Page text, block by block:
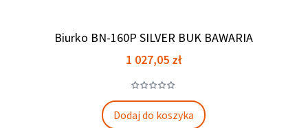
Biurko BN-160P SILVER BUK BAWARIA
Cena
1 027,05 zł
Dodaj do koszyka